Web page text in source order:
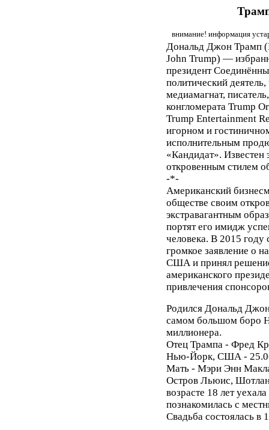
внимание! информация
Дональд Джон Трамп
John Trump) —
президент
политический
медиамагнат,
конгломерата Trump
Trump Entertainment
игорном и
исполнительным
«Кандидат». Известен
откровенным стилем
-*-
Американский
обществе своим
экстравагантным
портят его имидж
человека. В 2015 году
громкое заявление о
США и принял
американского
привлечения
Родился Дональд
самом большом боро
миллионера.
Отец Трампа - Фред
Нью-Йорк, США -
Мать - Мэри Энн
Остров Льюис,
возрасте 18 лет
познакомилась с
Свадьба состоялась в